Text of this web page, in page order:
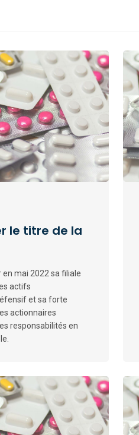
le titre de la
mai 2022 sa filiale
actifs
et sa forte
actionnaires
responsabilités en